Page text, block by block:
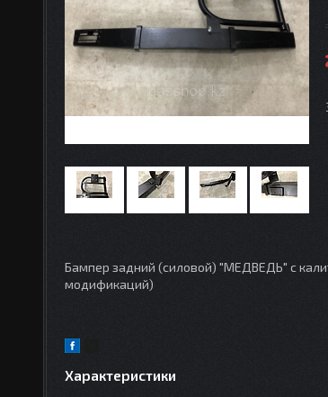
Бампер задний (силовой) "МЕДВЕДЬ" с
модификаций)
Характеристики